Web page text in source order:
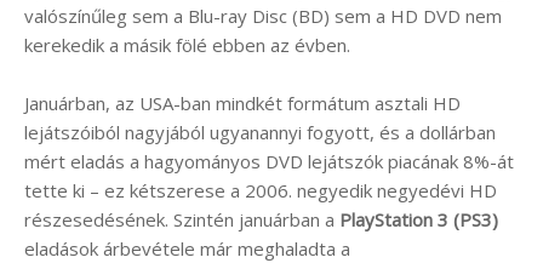
valószínűleg sem a Blu-ray Disc (BD) sem a HD DVD nem
kerekedik a másik fölé ebben az évben.
Januárban, az USA-ban mindkét formátum asztali HD
lejátszóiból nagyjából ugyanannyi fogyott, és a dollárban
mért eladás a hagyományos DVD lejátszók piacának 8%-át
tette ki – ez kétszerese a 2006. negyedik negyedévi HD
részesedésének. Szintén januárban a PlayStation 3 (PS3)
eladások árbevétele már meghaladta a